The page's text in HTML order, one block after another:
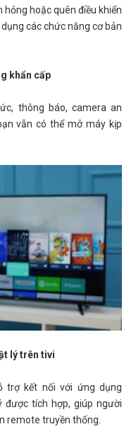
hỏng hoặc quên điều khiển
các chức năng cơ bản
khẩn cấp
thông báo, camera an
vẫn có thể mở máy kịp
lý trên tivi
trợ kết nối với ứng dụng
được tích hợp, giúp người
remote truyền thống.